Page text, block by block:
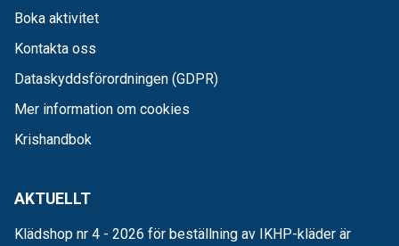
Boka aktivitet
Kontakta oss
Dataskyddsförordningen (GDPR)
Mer information om cookies
Krishandbok
AKTUELLT
Klädshop nr 4 - 2026 för beställning av IKHP-kläder är